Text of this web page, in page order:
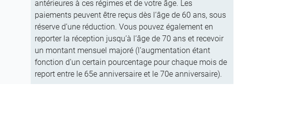
antérieures à ces régimes et de votre âge. Les
paiements peuvent être reçus dès l’âge de 60 ans, sous
réserve d’une réduction. Vous pouvez également en
reporter la réception jusqu’à l’âge de 70 ans et recevoir
un montant mensuel majoré (l’augmentation étant
fonction d’un certain pourcentage pour chaque mois de
report entre le 65e anniversaire et le 70e anniversaire).